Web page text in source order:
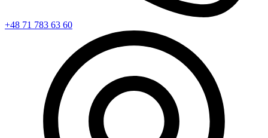
+48 71 783 63 60